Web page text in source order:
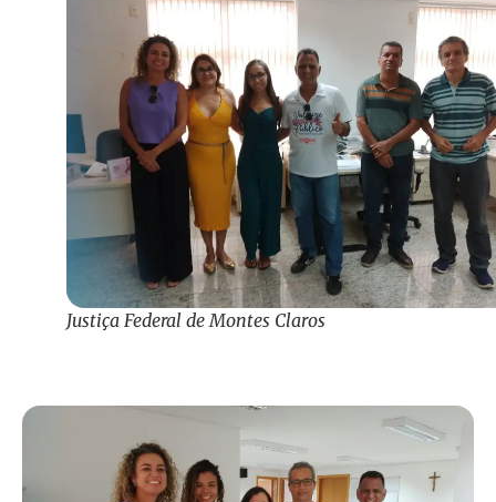
Justiça Federal de Montes Claros